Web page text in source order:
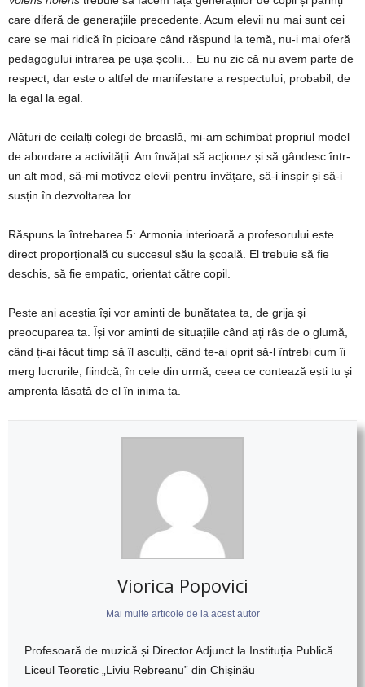
care diferă de generațiile precedente. Acum elevii nu mai sunt cei
care se mai ridică în picioare când răspund la temă, nu-i mai oferă
pedagogului intrarea pe ușa școlii… Eu nu zic că nu avem parte de
respect, dar este o altfel de manifestare a respectului, probabil, de
la egal la egal.
Alături de ceilalți colegi de breaslă, mi-am schimbat propriul model
de abordare a activității. Am învățat să acționez și să gândesc într-
un alt mod, să-mi motivez elevii pentru învățare, să-i inspir și să-i
susțin în dezvoltarea lor.
Răspuns la întrebarea 5: Armonia interioară a profesorului este
direct proporțională cu succesul său la școală. El trebuie să fie
deschis, să fie empatic, orientat către copil.
Peste ani aceștia își vor aminti de bunătatea ta, de grija și
preocuparea ta. Își vor aminti de situațiile când ați râs de o glumă,
când ți-ai făcut timp să îl asculți, când te-ai oprit să-l întrebi cum îi
merg lucrurile, fiindcă, în cele din urmă, ceea ce contează ești tu și
amprenta lăsată de el în inima ta.
Viorica Popovici
Mai multe articole de la acest autor
Profesoară de muzică și Director Adjunct la Instituția Publică
Liceul Teoretic
Liviu Rebreanu” din Chișinău